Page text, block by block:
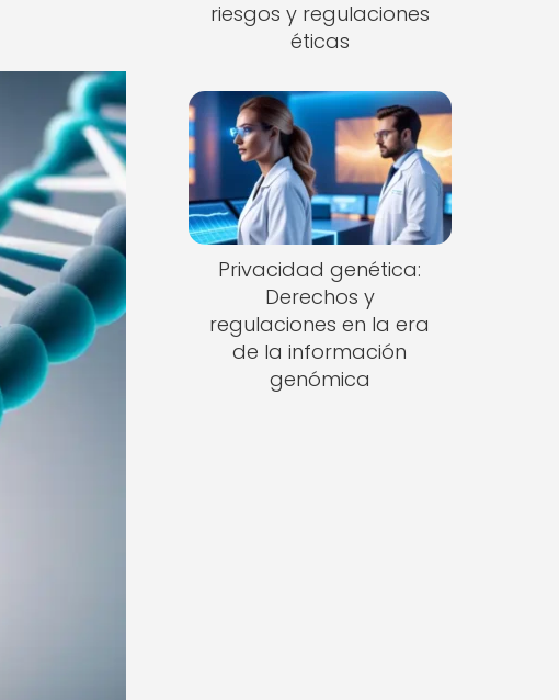
riesgos y regulaciones
éticas
Privacidad genética:
Derechos y
regulaciones en la era
de la información
genómica